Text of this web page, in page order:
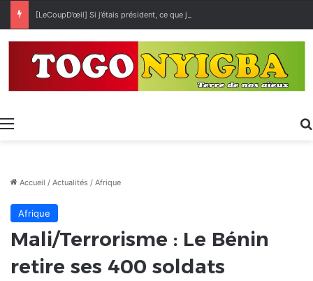
[LeCoupD’œil] Si j’étais président, ce que je ferai des « Évalas »
Menu
Accueil / Actualités / Afrique
Afrique
Mali/Terrorisme : Le Bénin
retire ses 400 soldats